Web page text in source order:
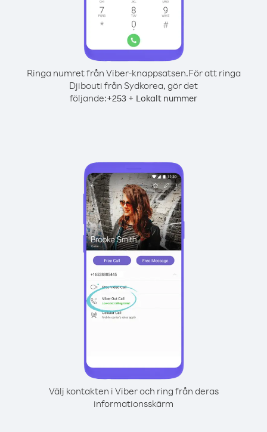
Ringa numret från Viber-knappsatsen.För att ringa
Djibouti från Sydkorea, gör det
följande:+253 + Lokalt nummer
Välj kontakten i Viber och ring från deras
informationsskärm